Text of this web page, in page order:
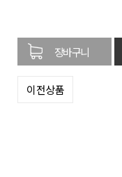
이전상품